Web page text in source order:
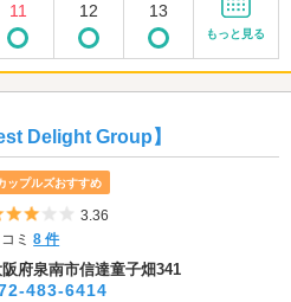
11 12 13
もっと見る
Delight Group】
ップルズおすすめ
5つ星のうち3
3.36
コミ8 件
府泉南市信達童子畑341
483-6414